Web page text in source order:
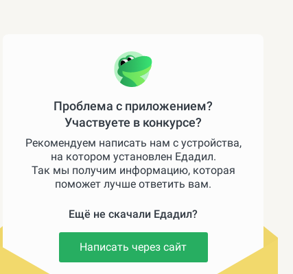
Проблема с приложением?
Участвуете в конкурсе?
Рекомендуем написать нам с устройства,
на котором установлен Едадил.
Так мы получим информацию, которая
поможет лучше ответить вам.
Ещё не скачали Едадил?
Написать через сайт